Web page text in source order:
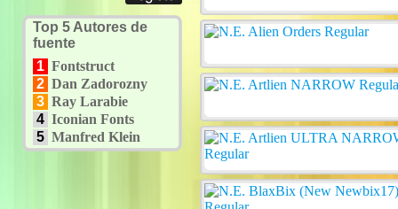
Top 5 Autores de
fuente
1 Fontstruct
2 Dan Zadorozny
3 Ray Larabie
4 Iconian Fonts
5 Manfred Klein